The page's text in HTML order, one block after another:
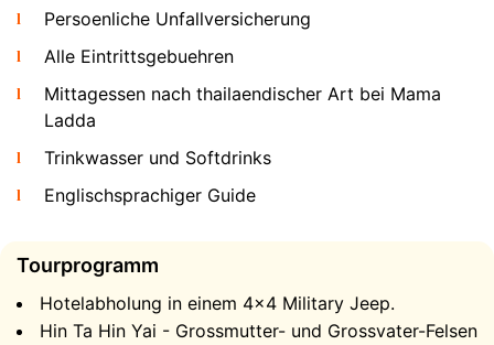
Tempel
Persoenliche Unfallversicherung
Alle Eintrittsgebuehren
Mittagessen nach thailaendischer Art bei Mama
Ladda
Trinkwasser und Softdrinks
Englischsprachiger Guide
Tourprogramm
Hotelabholung in einem 4×4 Military Jeep.
Hin Ta Hin Yai - Grossmutter- und Grossvater-Felsen